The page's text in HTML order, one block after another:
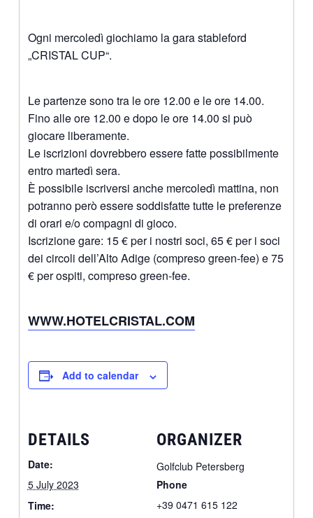
Ogni mercoledì giochiamo la gara stableford
„CRISTAL CUP“.
Le partenze sono tra le ore 12.00 e le ore 14.00.
Fino alle ore 12.00 e dopo le ore 14.00 si può
giocare liberamente.
Le iscrizioni dovrebbero essere fatte possibilmente
entro martedì sera.
È possibile iscriversi anche mercoledì mattina, non
potranno però essere soddisfatte tutte le preferenze
di orari e/o compagni di gioco.
Iscrizione gare: 15 € per i nostri soci, 65 € per i soci
dei circoli dell’Alto Adige (compreso green-fee) e 75
€ per ospiti, compreso green-fee.
WWW.HOTELCRISTAL.COM
Add to calendar
DETAILS
Date:
5 July 2023
Time:
ORGANIZER
Golfclub Petersberg
Phone
+39 0471 615 122